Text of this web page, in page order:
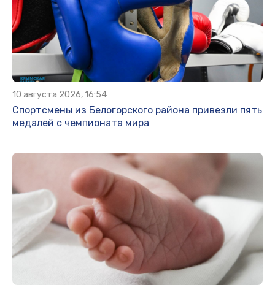
10 августа 2026, 16:54
Спортсмены из Белогорского района привезли пять
медалей с чемпионата мира